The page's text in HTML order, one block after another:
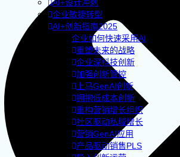
AI+设计冲刺
企业敏捷转型
AI+创新指南2025
企业如何快速采用AI
重塑未来的战略
企业深科技创新
加强创新管控
上马GenAI创新
拥抱低成本创新
重构营销增长组织
社区驱动私域增长
营销GenAI应用
产品驱动销售PLS